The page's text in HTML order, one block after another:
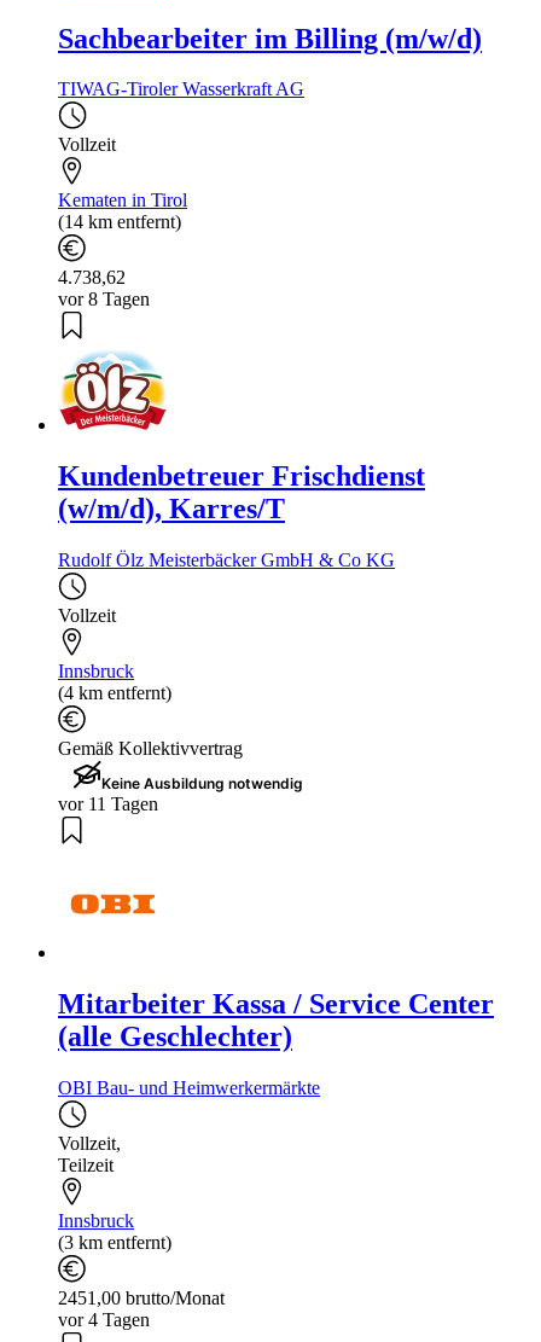
Sachbearbeiter im Billing (m/w/d)
TIWAG-Tiroler Wasserkraft AG
Vollzeit
Kematen in Tirol
(14 km entfernt)
4.738,62
vor 8 Tagen
Kundenbetreuer Frischdienst
(w/m/d), Karres/T
Rudolf Ölz Meisterbäcker GmbH & Co KG
Vollzeit
Innsbruck
(4 km entfernt)
Gemäß Kollektivvertrag
Keine Ausbildung notwendig
vor 11 Tagen
Mitarbeiter Kassa / Service Center
(alle Geschlechter)
OBI Bau- und Heimwerkermärkte
Vollzeit,
Teilzeit
Innsbruck
(3 km entfernt)
2451,00 brutto/Monat
vor 4 Tagen